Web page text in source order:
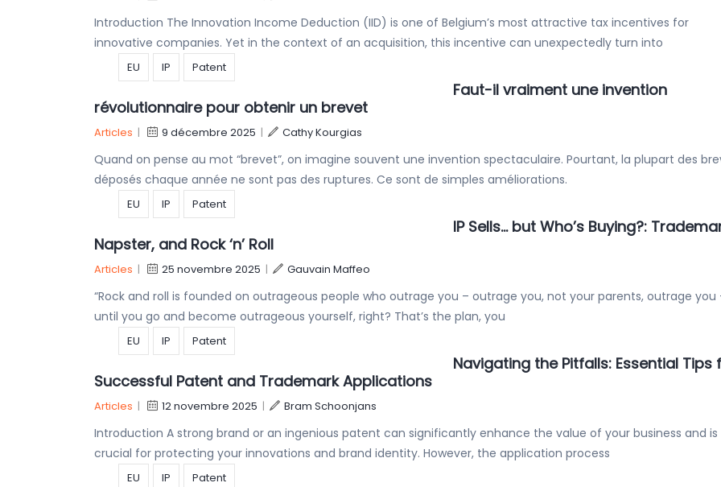
Introduction The Innovation Income Deduction (IID) is one of Belgium’s most attractive tax incentives for
innovative companies. Yet in the context of an acquisition, this incentive can unexpectedly turn into
EU IP Patent
Faut-il vraiment une invention
révolutionnaire pour obtenir un brevet
Articles | 9 décembre 2025 | Cathy Kourgias
Quand on pense au mot “brevet”, on imagine souvent une invention spectaculaire. Pourtant, la plupart des
déposés chaque année ne sont pas des ruptures. Ce sont de simples améliorations.
EU IP Patent
IP Sells… but Who’s Buying?:
Napster, and Rock ‘n’ Roll
Articles | 25 novembre 2025 | Gauvain Maffeo
“Rock and roll is founded on outrageous people who outrage you – outrage you, not your parents, outrage you
until you go and become outrageous yourself, right? That’s the plan, you
EU IP Patent
Navigating the Pitfalls: Essential Tips
Successful Patent and Trademark Applications
Articles | 12 novembre 2025 | Bram Schoonjans
Introduction A strong brand or an ingenious patent can significantly enhance the value of your business and is
crucial for protecting your innovations and brand identity. However, the application process
EU IP Patent